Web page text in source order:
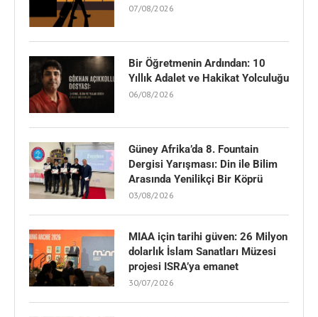
07/08/2026
Bir Öğretmenin Ardından: 10
Yıllık Adalet ve Hakikat Yolculuğu
06/08/2026
Güney Afrika’da 8. Fountain
Dergisi Yarışması: Din ile Bilim
Arasında Yenilikçi Bir Köprü
03/08/2026
MIAA için tarihi güven: 26 Milyon
dolarlık İslam Sanatları Müzesi
projesi ISRA’ya emanet
30/07/2026